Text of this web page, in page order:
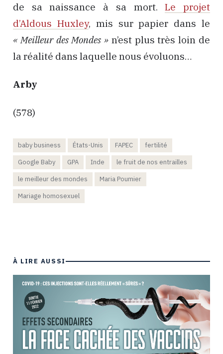
de sa naissance à sa mort.Le projet
d’Aldous Huxley, mis sur papier dans le
« Meilleur des Mondes » n’est plus très loin de
la réalité dans laquelle nous évoluons…
Arby
(578)
baby business États-Unis FAPEC
fertilité
Google Baby
GPA Inde
le fruit de nos entrailles
le meilleur des mondes
Maria Poumier
Mariage homosexuel
À LIRE AUSSI